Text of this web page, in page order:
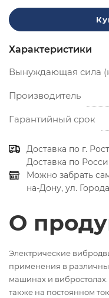
Характеристики
Вынуждающая сила
Производитель
Гарантийный срок
Доставка по г.
Доставка по
Можно забрать
на-Дону, ул.
О
Электрические
применения в
машинах и вибростолах.
также на постоянном